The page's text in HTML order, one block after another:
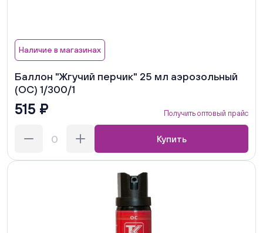
Наличие в магазинах
Баллон "Жгучий перчик" 25 мл аэрозольный
(ОС) 1/300/1
515 ₽ Получить оптовый прайс
Купить